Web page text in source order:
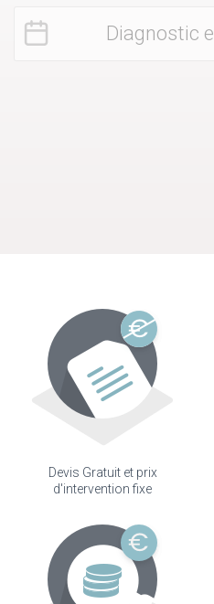
Diagnostic
Devis Gratuit et prix
d'intervention fixe